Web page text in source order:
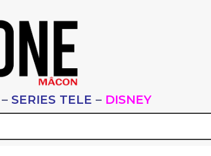
– SERIES TELE – DISNEY